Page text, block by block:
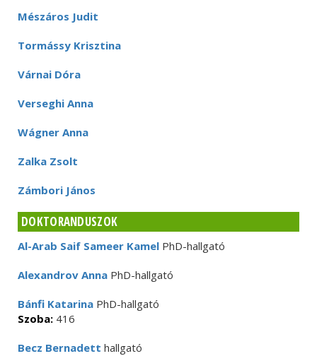
Mészáros Judit
Tormássy Krisztina
Várnai Dóra
Verseghi Anna
Wágner Anna
Zalka Zsolt
Zámbori János
DOKTORANDUSZOK
Al-Arab Saif Sameer Kamel PhD-hallgató
Alexandrov Anna PhD-hallgató
Bánfi Katarina PhD-hallgató
Szoba: 416
Becz Bernadett hallgató